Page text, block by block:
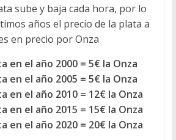
sube y baja cada hora, por lo
años el precio de la plata a
en precio por Onza
en el año 2000 = 5€ la Onza
en el año 2005 = 5€ la Onza
en el año 2010 = 12€ la Onza
en el año 2015 = 15€ la Onza
en el año 2020 = 20€ la Onza